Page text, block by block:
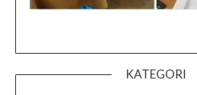
KATEGORI